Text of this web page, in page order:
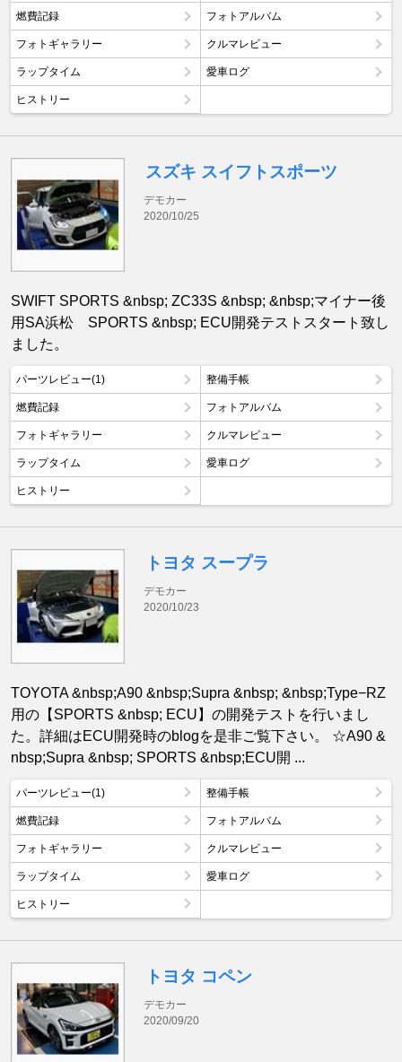
燃費記録 フォトアルバム
フォトギャラリー クルマレビュー
ラップタイム 愛車ログ
ヒストリー
スズキ スイフトスポーツ
デモカー
2020/10/25
SWIFT SPORTS &nbsp; ZC33S &nbsp; &nbsp;マイナー後
用SA浜松 SPORTS &nbsp; ECU開発テストスタート致し
ました。
パーツレビュー(1) 整備手帳
燃費記録 フォトアルバム
フォトギャラリー クルマレビュー
ラップタイム 愛車ログ
ヒストリー
トヨタ スープラ
デモカー
2020/10/23
TOYOTA &nbsp;A90 &nbsp;Supra &nbsp; &nbsp;Type−RZ
用の【SPORTS &nbsp; ECU】の開発テストを行いまし
た。詳細はECU開発時のblogを是非ご覧下さい。 ☆A90 &
nbsp;Supra &nbsp; SPORTS &nbsp;ECU開 ...
パーツレビュー(1) 整備手帳
燃費記録 フォトアルバム
フォトギャラリー クルマレビュー
ラップタイム 愛車ログ
ヒストリー
トヨタ コペン
デモカー
2020/09/20